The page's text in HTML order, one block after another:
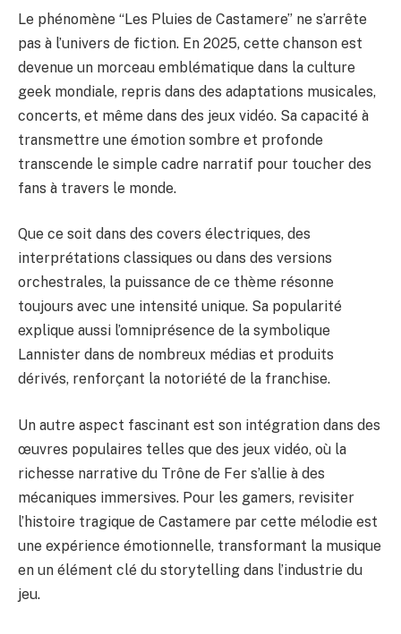
Le phénomène “Les Pluies de Castamere” ne s’arrête
pas à l’univers de fiction. En 2025, cette chanson est
devenue un morceau emblématique dans la culture
geek mondiale, repris dans des adaptations musicales,
concerts, et même dans des jeux vidéo. Sa capacité à
transmettre une émotion sombre et profonde
transcende le simple cadre narratif pour toucher des
fans à travers le monde.
Que ce soit dans des covers électriques, des
interprétations classiques ou dans des versions
orchestrales, la puissance de ce thème résonne
toujours avec une intensité unique. Sa popularité
explique aussi l’omniprésence de la symbolique
Lannister dans de nombreux médias et produits
dérivés, renforçant la notoriété de la franchise.
Un autre aspect fascinant est son intégration dans des
œuvres populaires telles que des jeux vidéo, où la
richesse narrative du Trône de Fer s’allie à des
mécaniques immersives. Pour les gamers, revisiter
l’histoire tragique de Castamere par cette mélodie est
une expérience émotionnelle, transformant la musique
en un élément clé du storytelling dans l’industrie du
jeu.